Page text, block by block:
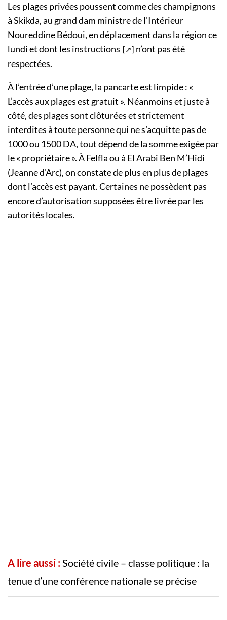
Les plages privées poussent comme des champignons
à Skikda, au grand dam ministre de l’Intérieur
Noureddine Bédoui, en déplacement dans la région ce
lundi et dont les instructions
n’ont pas été
respectées.
À l’entrée d’une plage, la pancarte est limpide : «
L’accès aux plages est gratuit ». Néanmoins et juste à
côté, des plages sont clôturées et strictement
interdites à toute personne qui ne s’acquitte pas de
1000 ou 1500 DA, tout dépend de la somme exigée par
le « propriétaire ». À Felfla ou à El Arabi Ben M’Hidi
(Jeanne d’Arc), on constate de plus en plus de plages
dont l’accès est payant. Certaines ne possèdent pas
encore d’autorisation supposées être livrée par les
autorités locales.
A lire aussi :Société civile – classe politique : la
tenue d’une conférence nationale se précise